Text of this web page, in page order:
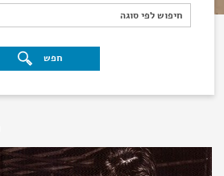
חיפוש לפי סוגה
חיפוש לפי סוגה
חפש